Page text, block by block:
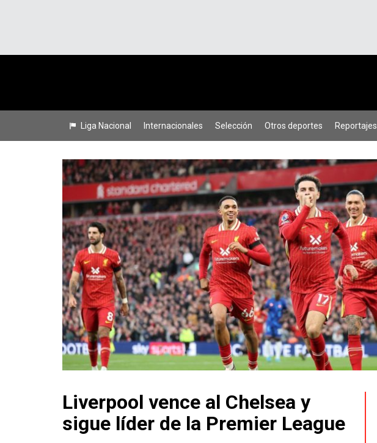
Liga Nacional Internacionales Selección Otros deportes Reportajes
Liverpool vence al Chelsea y
sigue líder de la Premier League